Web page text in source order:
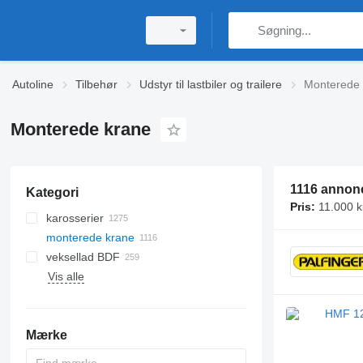
Autoline Tilbehør Udstyr til lastbiler og trailere Monterede
Monterede krane
Kategori
karosserier
karrosserier til lastbil med tippelad
Lastbiler med lukket kasse
karrosserier til kølelastbil
monterede krane
veksellad BDF
lukket kasse veksellad
hydrauliske spil
skovspil
Vis alle
Mærke
1116
Pris: 11.000